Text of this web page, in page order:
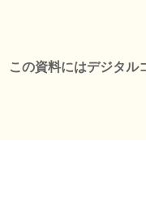
この資料にはデジタル